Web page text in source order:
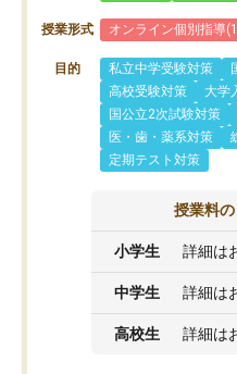
授業形式 オンライン個別指導
目的 私立中学受験対策
高校受験対策
大学
国公立2次試験対策
医・歯・薬系対策
定期テスト対策
授業料
小学生 詳細は
中学生 詳細は
高校生 詳細は